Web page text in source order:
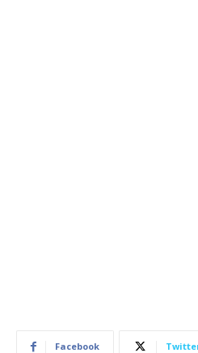
Facebook